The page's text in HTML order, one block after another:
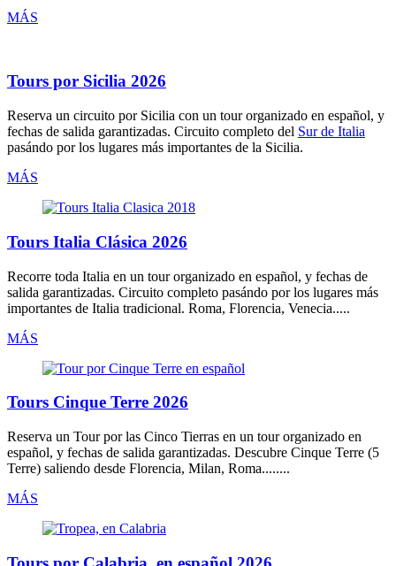
MÁS
Tours por Sicilia 2026
Reserva un circuito por Sicilia con un tour organizado en español, y
fechas de salida garantizadas. Circuito completo del Sur de Italia
pasándo por los lugares más importantes de la Sicilia.
MÁS
Tours Italia Clásica 2026
Recorre toda Italia en un tour organizado en español, y fechas de
salida garantizadas. Circuito completo pasándo por los lugares más
importantes de Italia tradicional. Roma, Florencia, Venecia.....
MÁS
Tours Cinque Terre 2026
Reserva un Tour por las Cinco Tierras en un tour organizado en
español, y fechas de salida garantizadas. Descubre Cinque Terre (5
Terre) saliendo desde Florencia, Milan, Roma........
MÁS